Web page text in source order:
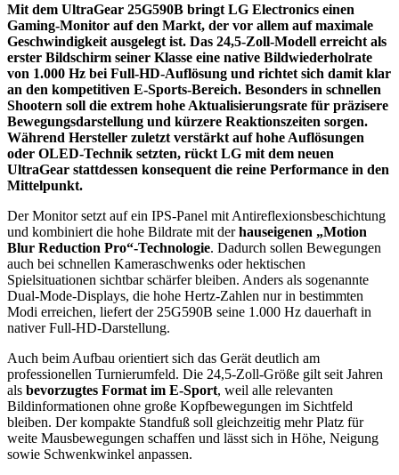
Mit dem UltraGear 25G590B bringt LG Electronics einen
Gaming-Monitor auf den Markt, der vor allem auf maximale
Geschwindigkeit ausgelegt ist. Das 24,5-Zoll-Modell erreicht als
erster Bildschirm seiner Klasse eine native Bildwiederholrate
von 1.000 Hz bei Full-HD-Auflösung und richtet sich damit klar
an den kompetitiven E-Sports-Bereich. Besonders in schnellen
Shootern soll die extrem hohe Aktualisierungsrate für präzisere
Bewegungsdarstellung und kürzere Reaktionszeiten sorgen.
Während Hersteller zuletzt verstärkt auf hohe Auflösungen
oder OLED-Technik setzten, rückt LG mit dem neuen
UltraGear stattdessen konsequent die reine Performance in den
Mittelpunkt.
Der Monitor setzt auf ein IPS-Panel mit Antireflexionsbeschichtung
und kombiniert die hohe Bildrate mit derhauseigenen „Motion
Blur Reduction Pro“-Technologie. Dadurch sollen Bewegungen
auch bei schnellen Kameraschwenks oder hektischen
Spielsituationen sichtbar schärfer bleiben. Anders als sogenannte
Dual-Mode-Displays, die hohe Hertz-Zahlen nur in bestimmten
Modi erreichen, liefert der 25G590B seine 1.000 Hz dauerhaft in
nativer Full-HD-Darstellung.
Auch beim Aufbau orientiert sich das Gerät deutlich am
professionellen Turnierumfeld. Die 24,5-Zoll-Größe gilt seit Jahren
als bevorzugtes Format im E-Sport, weil alle relevanten
Bildinformationen ohne große Kopfbewegungen im Sichtfeld
bleiben. Der kompakte Standfuß soll gleichzeitig mehr Platz für
weite Mausbewegungen schaffen und lässt sich in Höhe, Neigung
sowie Schwenkwinkel anpassen.